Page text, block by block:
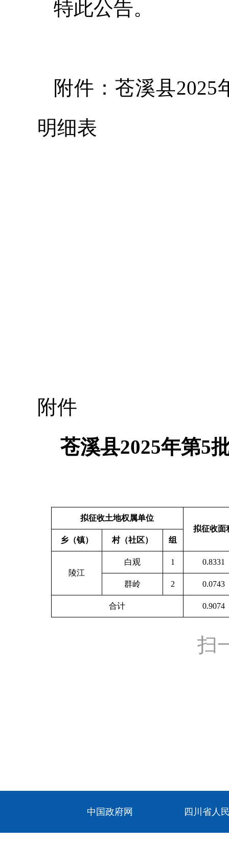
特此公告。
附件：苍溪县
明细表
附件
苍溪县2025年第5
拟征收土地权属单位
拟征收面
乡（镇）
村（社区） 组
陵江
白观 1 0.8331
群岭 2 0.0743
合计 0.9074
扫
中国政府网 四川省人